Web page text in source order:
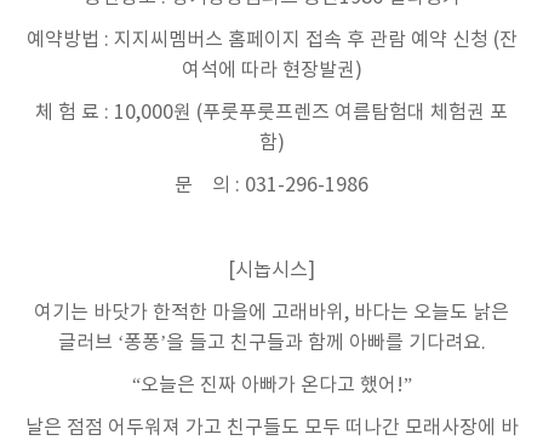
예약방법 : 지지씨멤버스 홈페이지 접속 후 관람 예약 신청 (잔
여석에 따라 현장발권)
체 험 료 : 10,000원 (푸룻푸룻프렌즈 여름탐험대 체험권 포
함)
문 의 : 031-296-1986
[시놉시스]
여기는 바닷가 한적한 마을에 고래바위, 바다는 오늘도 낡은
글러브 ‘퐁퐁’을 들고 친구들과 함께 아빠를 기다려요.
“오늘은 진짜 아빠가 온다고 했어!”
날은 점점 어두워져 가고 친구들도 모두 떠나간 모래사장에 바